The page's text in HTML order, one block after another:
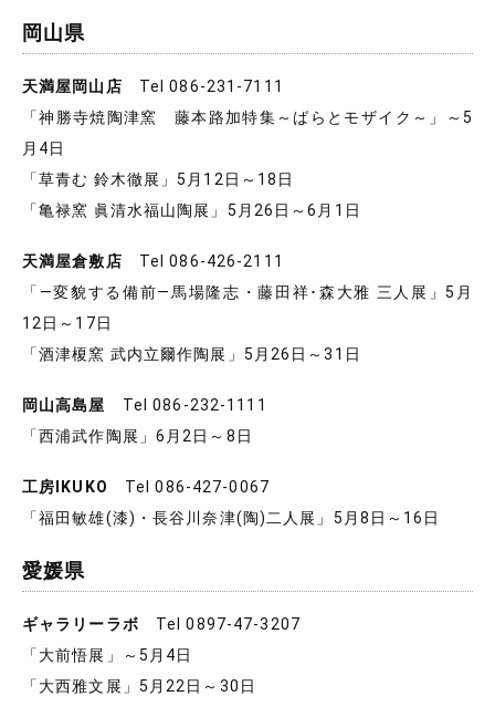
岡山県
天満屋岡山店 Tel 086-231-7111
「神勝寺焼陶津窯 藤本路加特集～ばらとモザイク～」～5
月4日
「草青む 鈴木徹展」5月12日～18日
「亀禄窯 眞清水福山陶展」5月26日～6月1日
天満屋倉敷店 Tel 086-426-2111
「―変貌する備前―馬場隆志・藤田祥･森大雅 三人展」5月
12日～17日
「酒津榎窯 武内立爾作陶展」5月26日～31日
岡山高島屋
Tel 086-232-1111
「西浦武作陶展」6月2日～8日
工房IKUKO
Tel 086-427-0067
「福田敏雄(漆)・長谷川奈津(陶)二人展」5月8日～16日
愛媛県
ギャラリーラボ Tel 0897-47-3207
「大前悟展」～5月4日
「大西雅文展」5月22日～30日